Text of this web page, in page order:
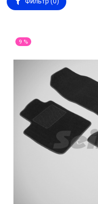
9 %